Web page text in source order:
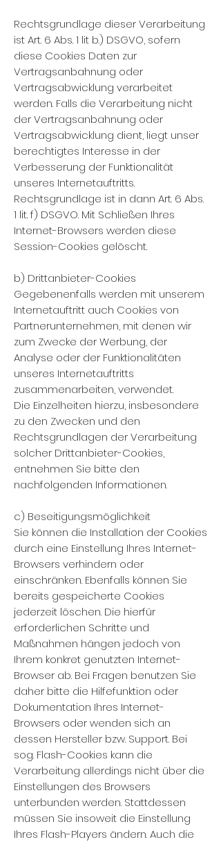
Rechtsgrundlage dieser Verarbeitung
ist Art. 6 Abs. 1 lit b.) DSGVO, sofern
diese Cookies Daten zur
Vertragsanbahnung oder
Vertragsabwicklung verarbeitet
werden. Falls die Verarbeitung nicht
der Vertragsanbahnung oder
Vertragsabwicklung dient, liegt unser
berechtigtes Interesse in der
Verbesserung der Funktionalität
unseres Internetauftritts.
Rechtsgrundlage ist in dann Art. 6 Abs.
1 lit. f) DSGVO. Mit Schließen Ihres
Internet-Browsers werden diese
Session-Cookies gelöscht.
b) Drittanbieter-Cookies
Gegebenenfalls werden mit unserem
Internetauftritt auch Cookies von
Partnerunternehmen, mit denen wir
zum Zwecke der Werbung, der
Analyse oder der Funktionalitäten
unseres Internetauftritts
zusammenarbeiten, verwendet.
Die Einzelheiten hierzu, insbesondere
zu den Zwecken und den
Rechtsgrundlagen der Verarbeitung
solcher Drittanbieter-Cookies,
entnehmen Sie bitte den
nachfolgenden Informationen.
c) Beseitigungsmöglichkeit
Sie können die Installation der Cookies
durch eine Einstellung Ihres Internet-
Browsers verhindern oder
einschränken. Ebenfalls können Sie
bereits gespeicherte Cookies
jederzeit löschen. Die hierfür
erforderlichen Schritte und
Maßnahmen hängen jedoch von
Ihrem konkret genutzten Internet-
Browser ab. Bei Fragen benutzen Sie
daher bitte die Hilfefunktion oder
Dokumentation Ihres Internet-
Browsers oder wenden sich an
dessen Hersteller bzw. Support. Bei
sog. Flash-Cookies kann die
Verarbeitung allerdings nicht über die
Einstellungen des Browsers
unterbunden werden. Stattdessen
müssen Sie insoweit die Einstellung
Ihres Flash-Players ändern. Auch die